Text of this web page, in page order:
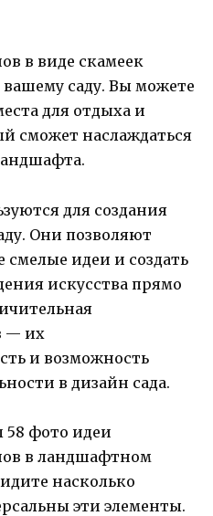
в виде скамеек
саду. Вы можете
для отдыха и
сможет наслаждаться
для создания
Они позволяют
идеи и создать
искусства прямо
— их
и возможность
в дизайн сада.
58 фото идеи
в ландшафтном
насколько
эти элементы.